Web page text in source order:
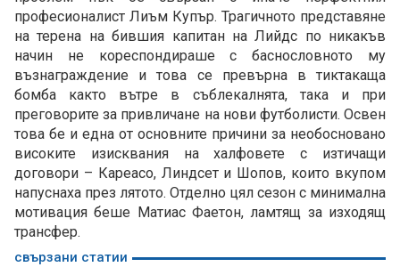
професионалист Лиъм Купър. Трагичното представяне
на терена на бившия капитан на Лийдс по никакъв
начин не кореспондираше с баснословното му
възнаграждение и това се превърна в тиктакаща
бомба както вътре в съблекалнята, така и при
преговорите за привличане на нови футболисти. Освен
това бе и една от основните причини за необосновано
високите изисквания на халфовете с изтичащи
договори – Кареасо, Линдсет и Шопов, които вкупом
напуснаха през лятото. Отделно цял сезон с минимална
мотивация беше Матиас Фаетон, ламтящ за изходящ
трансфер.
свързани статии